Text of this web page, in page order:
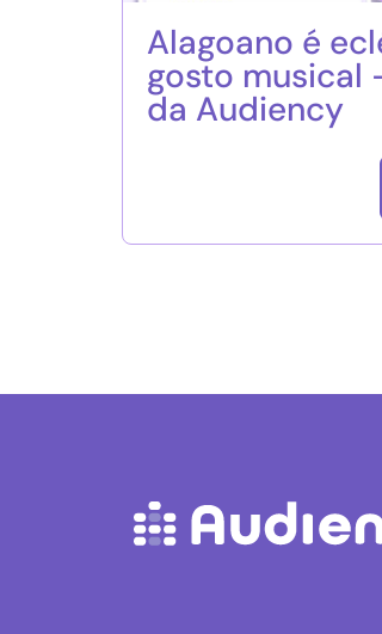
Alagoano é
gosto musical
da Audiency